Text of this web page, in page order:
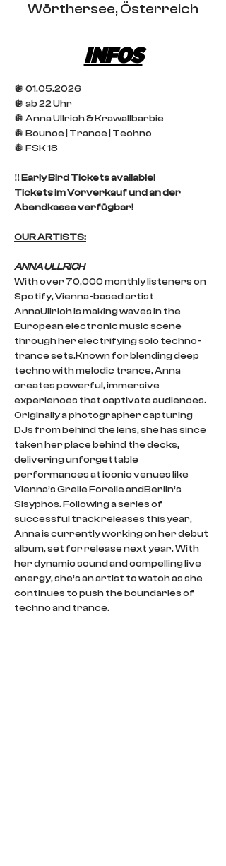
Wörthersee, Österreich
INFOS
🪩 01.05.2026
🪩 ab 22 Uhr
🪩 Anna Ullrich & Krawallbarbie
🪩 Bounce | Trance | Techno
🪩 FSK 18
‼️ Early Bird Tickets available!
Tickets im Vorverkauf und an der
Abendkasse verfügbar!
OUR ARTISTS:
ANNA ULLRICH
With over 70,000 monthly listeners on
Spotify, Vienna-based artist
AnnaUllrich is making waves in the
European electronic music scene
through her electrifying solo techno-
trance sets.Known for blending deep
techno with melodic trance, Anna
creates powerful, immersive
experiences that captivate audiences.
Originally a photographer capturing
DJs from behind the lens, she has since
taken her place behind the decks,
delivering unforgettable
performances at iconic venues like
Vienna’s Grelle Forelle andBerlin’s
Sisyphos. Following a series of
successful track releases this year,
Anna is currently working on her debut
album, set for release next year. With
her dynamic sound and compelling live
energy, she’s an artist to watch as she
continues to push the boundaries of
techno and trance.